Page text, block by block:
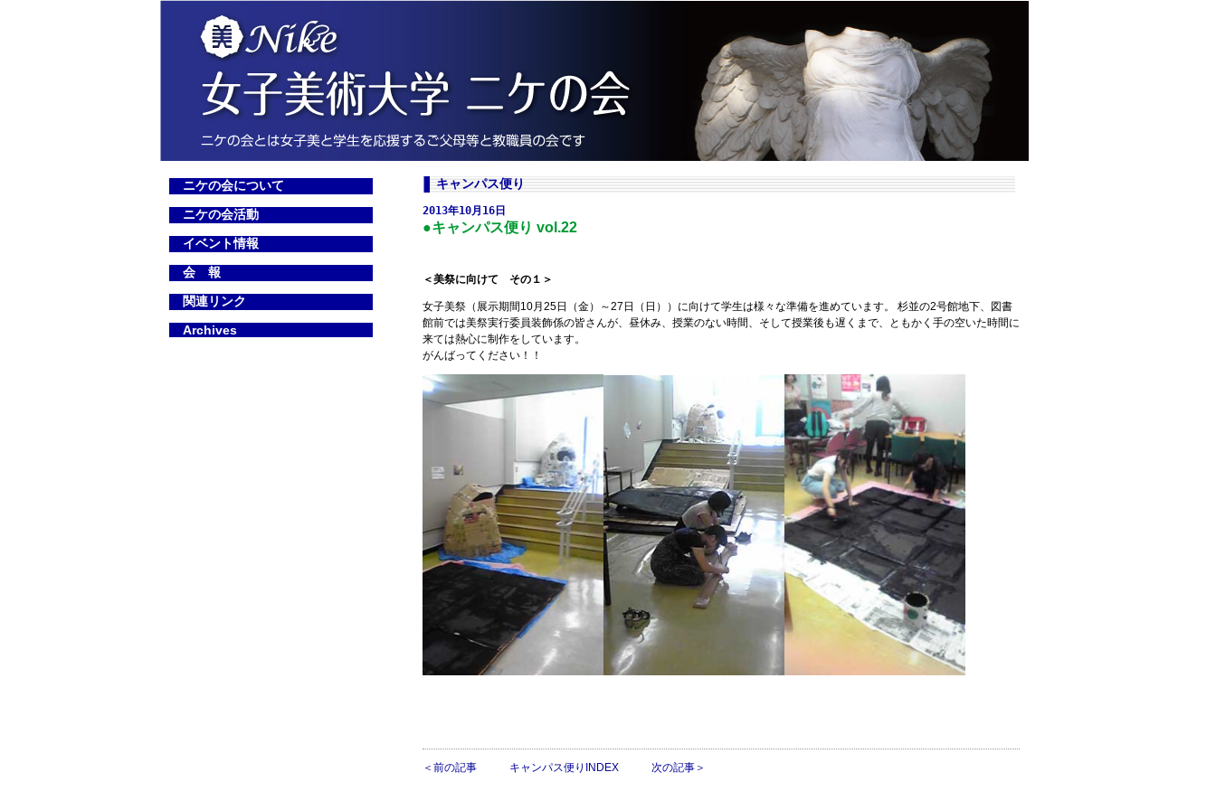
ニケの会について
ニケの会活動
イベント情報
会 報
関連リンク
Archives
キャンパス便り
2013年10月16日
●キャンパス便り vol.22
＜美祭に向けて その１＞
女子美祭（展示期間10月25日（金）～27日（日））に向けて学生は様々な準備を進めています。 杉並の2号館地下、図書
館前では美祭実行委員装飾係の皆さんが、昼休み、授業のない時間、そして授業後も遅くまで、ともかく手の空いた時間に
来ては熱心に制作をしています。
がんばってください！！
＜前の記事 キャンパス便りINDEX 次の記事＞